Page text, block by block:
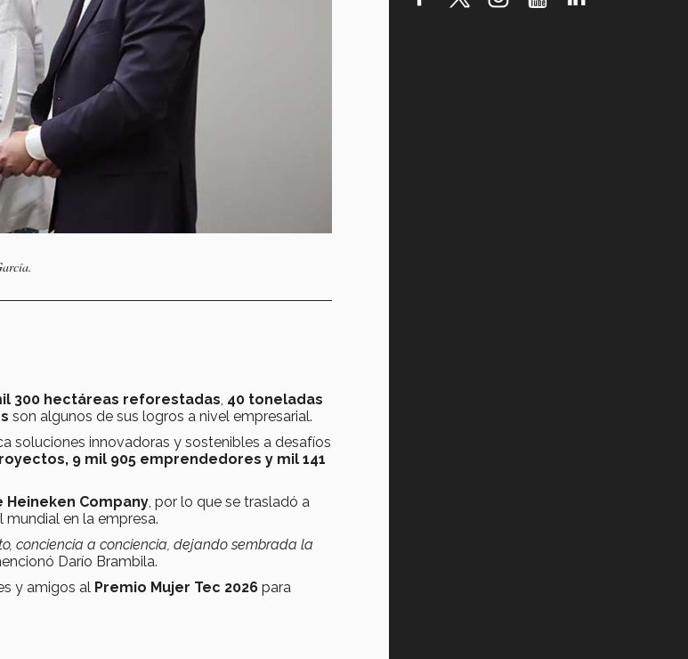
300 hectáreas reforestadas, 40 toneladas
son algunos de sus logros a nivel empresarial.
soluciones innovadoras y sostenibles a desafíos
9 mil 905 emprendedores y mil 141
Heineken Company, por lo que se trasladó a
en la empresa.
conciencia a conciencia, dejando sembrada la
Darío Brambila.
y amigos al Premio Mujer Tec 2026 para